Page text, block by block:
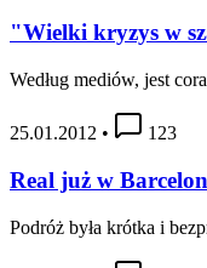
"Wielki kryzys w
Według mediów, jest
25.01.2012 • 123
Real już w
Podróż była krótka i